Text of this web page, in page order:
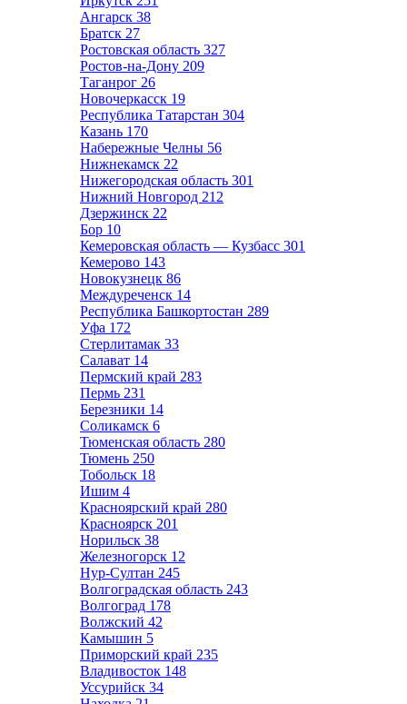
Ангарск 38
Братск 27
Ростовская область 327
Ростов-на-Дону 209
Таганрог 26
Новочеркасск 19
Республика Татарстан 304
Казань 170
Набережные Челны 56
Нижнекамск 22
Нижегородская область 301
Нижний Новгород 212
Дзержинск 22
Бор 10
Кемеровская область — Кузбасс 301
Кемерово 143
Новокузнецк 86
Междуреченск 14
Республика Башкортостан 289
Уфа 172
Стерлитамак 33
Салават 14
Пермский край 283
Пермь 231
Березники 14
Соликамск 6
Тюменская область 280
Тюмень 250
Тобольск 18
Ишим 4
Красноярский край 280
Красноярск 201
Норильск 38
Железногорск 12
Нур-Султан 245
Волгоградская область 243
Волгоград 178
Волжский 42
Камышин 5
Приморский край 235
Владивосток 148
Уссурийск 34